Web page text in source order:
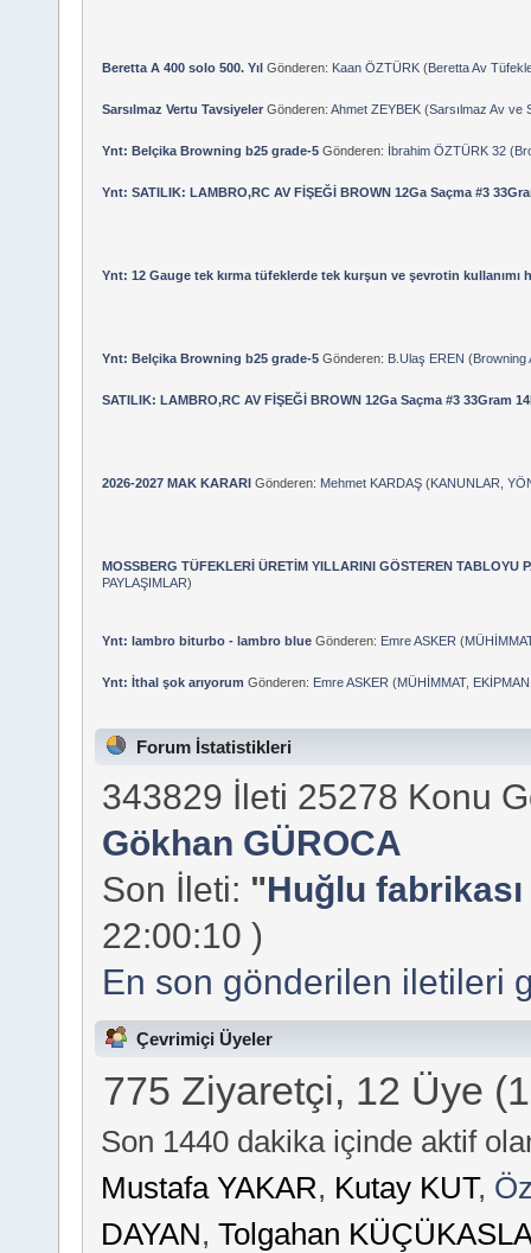
Beretta A 400 solo 500. YılGönderen: Kaan ÖZTÜRK(Beretta Av
Sarsılmaz Vertu TavsiyelerGönderen: Ahmet ZEYBEK(Sarsılmaz Av ve
Ynt: Belçika Browning b25 grade-5 Gönderen: İbrahim ÖZTÜRK 32(
Ynt: SATILIK: LAMBRO,RC AV FİŞEĞİ BROWN 12Ga Saçma #3
Ynt: 12 Gauge tek kırma tüfeklerde tek kurşun ve şevrotin kullanımı
Ynt: Belçika Browning b25 grade-5 Gönderen: B.Ulaş EREN (Browning
SATILIK: LAMBRO,RC AV FİŞEĞİ BROWN 12Ga Saçma #3 33Gram
2026-2027 MAK KARARIGönderen: Mehmet KARDAŞ(KANUNLAR,
MOSSBERG TÜFEKLERİ ÜRETİM YILLARINI GÖSTEREN TABLOYU
PAYLAŞIMLAR)
Ynt: lambro biturbo - lambro blueGönderen: Emre ASKER (
Ynt: İthal şok arıyorum Gönderen: Emre ASKER (MÜHİMMAT,
Forum İstatistikleri
343829 İleti 25278 Konu
Gökhan GÜROCA
Son İleti: "Huğlu
22:00:10 )
En son gönderilen iletileri
Çevrimiçi Üyeler
775 Ziyaretçi, 12 Üye
Son 1440 dakika içinde aktif
Mustafa YAKAR, Kutay KUT,
DAYAN,Tolgahan